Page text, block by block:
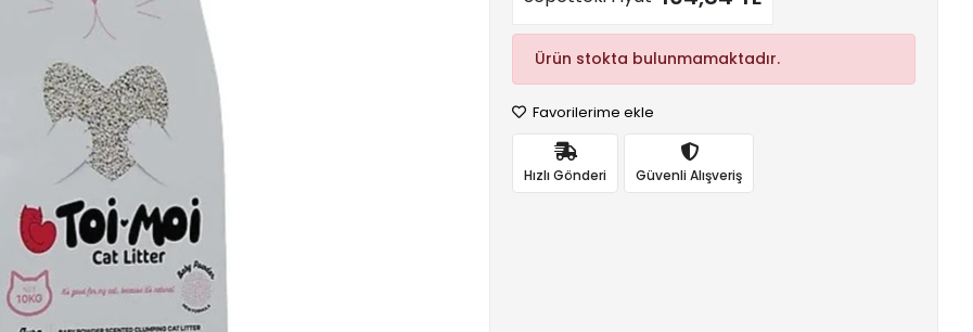
Ürün stokta bulunmamaktadır.
Favorilerime ekle
Hızlı Gönderi Güvenli Alışveriş